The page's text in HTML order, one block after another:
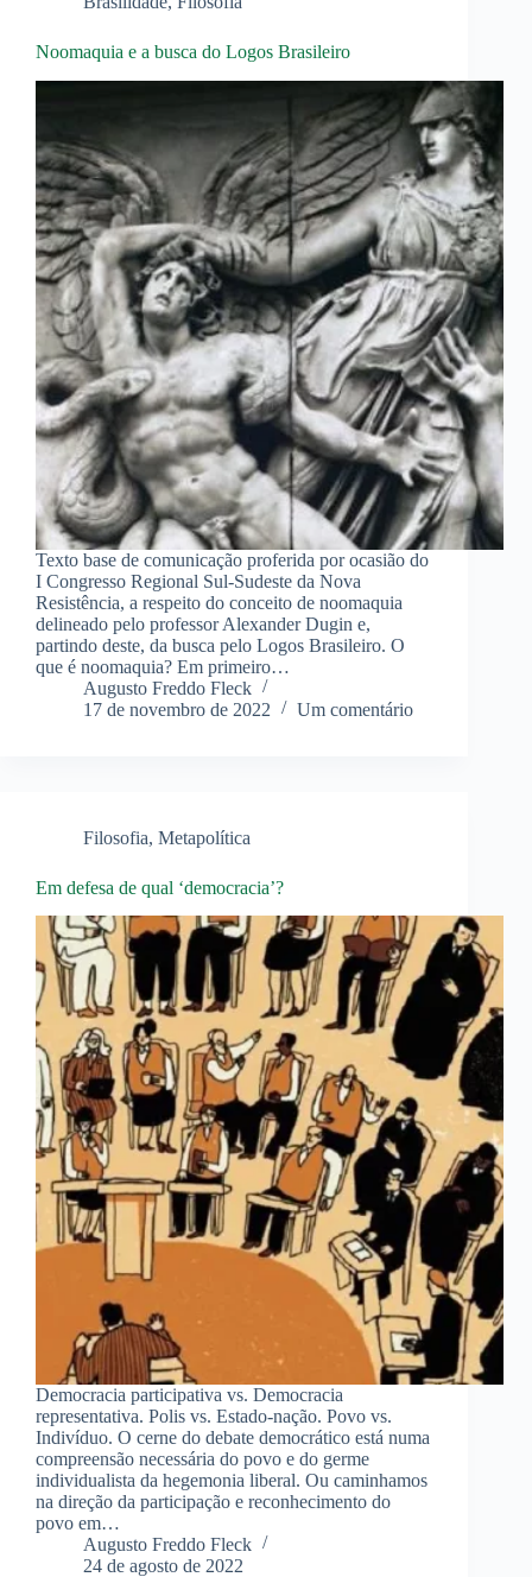
Noomaquia e a busca do Logos Brasileiro
Texto base de comunicação proferida por ocasião do
I Congresso Regional Sul-Sudeste da Nova
Resistência, a respeito do conceito de noomaquia
delineado pelo professor Alexander Dugin e,
partindo deste, da busca pelo Logos Brasileiro. O
que é noomaquia? Em primeiro…
Augusto Freddo Fleck
17 de novembro de 2022
Um comentário
Filosofia, Metapolítica
Em defesa de qual ‘democracia’?
Democracia participativa vs. Democracia
representativa. Polis vs. Estado-nação. Povo vs.
Indivíduo. O cerne do debate democrático está numa
compreensão necessária do povo e do germe
individualista da hegemonia liberal. Ou caminhamos
na direção da participação e reconhecimento do
povo em…
Augusto Freddo Fleck
24 de agosto de 2022